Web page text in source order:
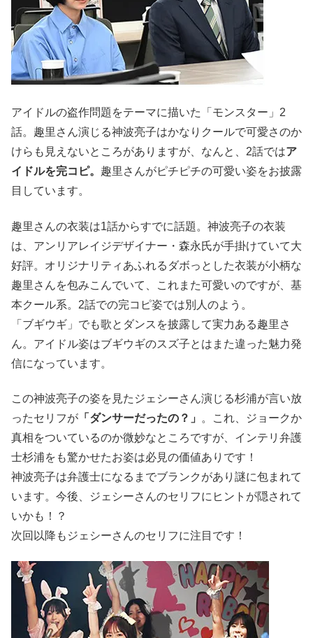
アイドルの盗作問題をテーマに描いた「モンスター」2
話。趣里さん演じる神波亮子はかなりクールで可愛さのか
けらも見えないところがありますが、なんと、2話ではア
イドルを完コピ。 趣里さんがピチピチの可愛い姿をお披露
目しています。
趣里さんの衣装は1話からすでに話題。神波亮子の衣装
は、アンリアレイジデザイナー・森永氏が手掛けていて大
好評。オリジナリティあふれるダボっとした衣装が小柄な
趣里さんを包みこんでいて、これまた可愛いのですが、基
本クール系。2話での完コピ姿では別人のよう。
「ブギウギ」でも歌とダンスを披露して実力ある趣里さ
ん。 アイドル姿はブギウギのスズ子とはまた違った魅力発
信になっています。
この神波亮子の姿を見たジェシーさん演じる杉浦が言い放
ったセリフが 「ダンサーだったの？」
。これ、ジョークか
真相をついているのか微妙なところですが、インテリ弁護
士杉浦をも驚かせたお姿は必見の価値ありです！
神波亮子は弁護士になるまでブランクがあり謎に包まれて
います。今後、ジェシーさんのセリフにヒントが隠されて
いかも！？
次回以降もジェシーさんのセリフに注目です！